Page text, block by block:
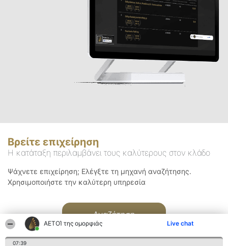
ΑΕΤΟΊ της ομορφιάς Live chat
07:39
Βρείτε επιχείρηση
Η κατάταξη περιλαμβάνει τους καλύτερους στον κλάδο
Ψάχνετε επιχείρηση; Ελέγξτε τη μηχανή αναζήτησης.
Χρησιμοποιήστε την καλύτερη υπηρεσία
Αναζήτηση